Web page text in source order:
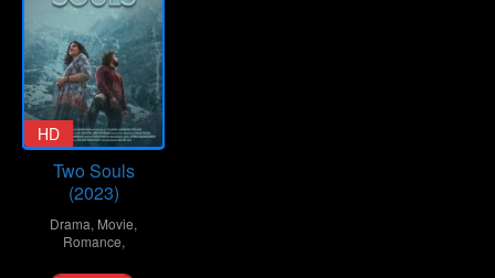
HD
Two Souls
(2023)
Drama, Movie,
Romance,